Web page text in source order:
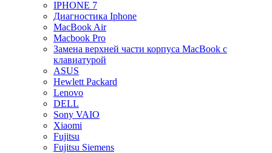
IPHONE 7
Диагностика Iphone
MacBook Air
Macbook Pro
Замена верхней части корпуса MacBook с
клавиатурой
ASUS
Hewlett Packard
Lenovo
DELL
Sony VAIO
Xiaomi
Fujitsu
Fujitsu Siemens